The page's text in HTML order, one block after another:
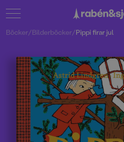
Böcker/Bilderböcker/Pippi firar jul